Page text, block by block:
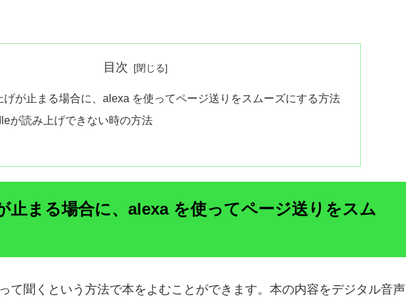
目次
げが止まる場合に、alexa を使ってページ送りをスムーズにする方法
が読み上げできない時の方法
止まる場合に、alexa を使ってページ送りをスム
て聞くという方法で本をよむことができます。本の内容をデジタル音声